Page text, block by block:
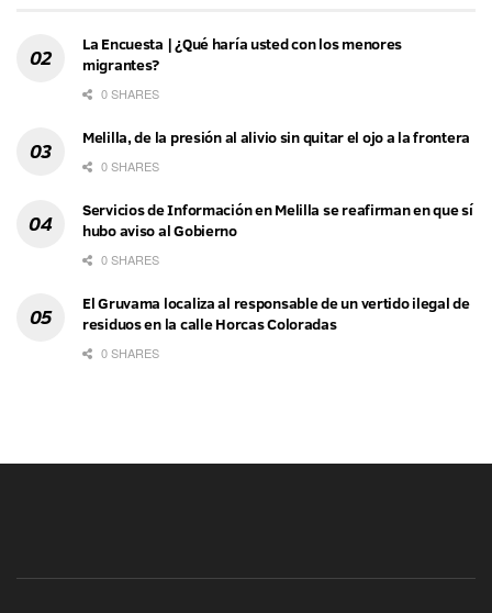
La Encuesta | ¿Qué haría usted con los menores
migrantes?
0 SHARES
Melilla, de la presión al alivio sin quitar el ojo a la frontera
0 SHARES
Servicios de Información en Melilla se reafirman en que sí
hubo aviso al Gobierno
0 SHARES
El Gruvama localiza al responsable de un vertido ilegal de
residuos en la calle Horcas Coloradas
0 SHARES